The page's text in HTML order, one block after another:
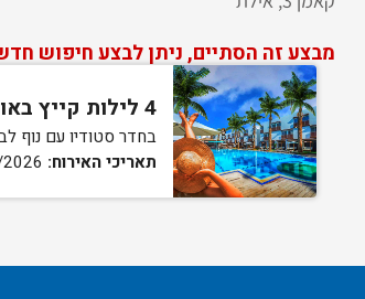
מבצע זה הסתיים, ניתן לבצע חיפוש
4 לילות קייץ באוגוסט ארוחת בוקר וערב
בחדר סטודיו עם נוף
תאריכי האירוח: